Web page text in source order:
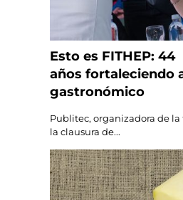
Esto es FITHEP: 44
años fortaleciendo
gastronómico
Publitec, organizadora de
la clausura de...